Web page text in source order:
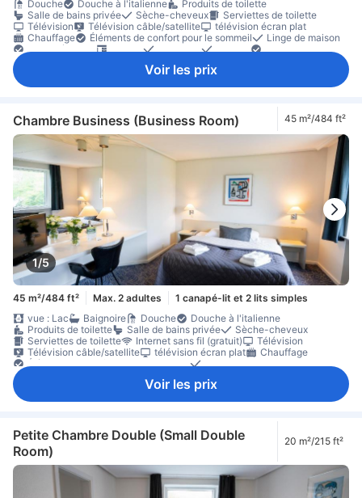
Douche
Douche à l'italienne
Produits de toilette
Salle de bains privée
Sèche-cheveux
Serviettes de toilette
Télévision
Télévision câble/satellite
télévision écran plat
Chauffage
Éléments de confort pour le sommeil
Linge de maison
Prise près du lit
Bureau Moquette parquet
Poubelles
Lit pour bébé (sur demande)
Accessible par un escalier
Voir les prix
Chambre Business (Business Room) 45 m²/484 ft²
1/5
45 m²/484 ft² Max. 2 adultes
1 canapé-lit et 2 lits simples
vue : Lac
Baignoire Douche
Douche à l'italienne
Produits de toilette
Salle de bains privée
Sèche-cheveux
Serviettes de toilette
Internet sans fil (gratuit)
Télévision
Télévision câble/satellite
télévision écran plat
Chauffage
Éléments de confort pour le sommeil
Linge de maison
Moquette
rez-de-chaussée matériel de repassage
Voir les prix
Petite Chambre Double (Small Double
Room)
20 m²/215 ft²